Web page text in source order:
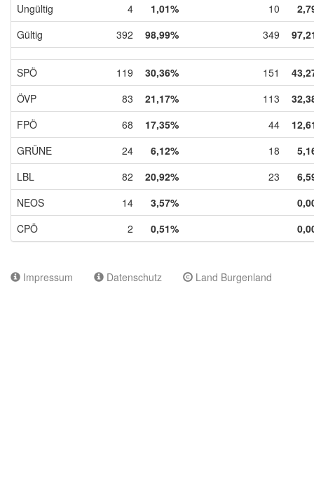
Ungültig
4 1,01% 10
Gültig
392 98,99% 349
SPÖ 119 30,36% 151
ÖVP
83 21,17% 113
FPÖ
68 17,35% 44
GRÜNE
24 6,12% 18
LBL
82 20,92% 23
NEOS
14 3,57%
CPÖ
2 0,51%
Impressum Datenschutz Land Burgenland